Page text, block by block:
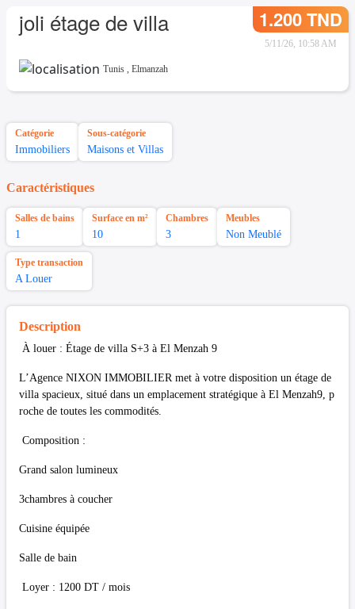
joli étage de villa 1.200 TND
5/11/26, 10:58 AM
Tunis , Elmanzah
Catégorie
Immobiliers
Sous-catégorie
Maisons et Villas
Caractéristiques
Salles de bains
1
Surface en m²
10
Chambres
3
Meubles
Non Meublé
Type transaction
A Louer
Description
À louer : Étage de villa S+3 à El Menzah 9
L’Agence NIXON IMMOBILIER met à votre disposition un étage de
villa spacieux, situé dans un emplacement stratégique à El Menzah9, p
roche de toutes les commodités.
Composition :
Grand salon lumineux
3chambres à coucher
Cuisine équipée
Salle de bain
Loyer : 1200 DT / mois